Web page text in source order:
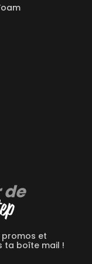
de
promos et
ta boîte mail !